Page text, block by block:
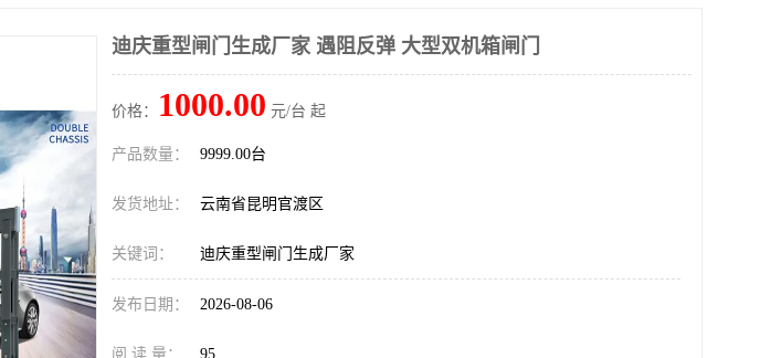
迪庆重型闸门生成厂家 遇阻反弹 大型双机箱闸门
价格： 1000.00 元/台 起
产品数量： 9999.00台
发货地址： 云南省昆明官渡区
关键词： 迪庆重型闸门生成厂家
发布日期： 2026-08-06
阅 读 量： 95